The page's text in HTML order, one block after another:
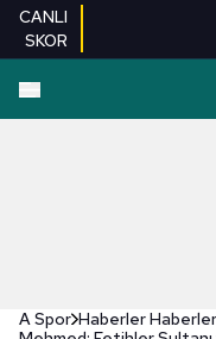
CANLI
SKOR
A Spor Haberler